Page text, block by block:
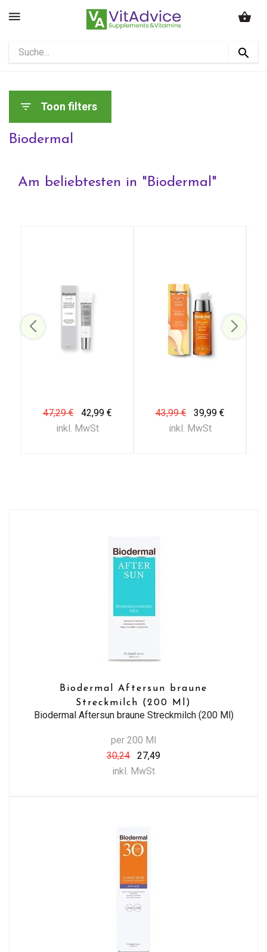
Toon filters
Biodermal
Am beliebtesten in "Biodermal"
47,29 €
42,99 €
inkl. MwSt
43,99 €
39,99 €
inkl. MwSt
Biodermal Aftersun braune
Streckmilch (200 Ml)
Biodermal Aftersun braune Streckmilch (200 Ml)
per 200 Ml
30,24
27,49
inkl. MwSt